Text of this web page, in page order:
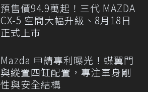
預售價94.9萬起！三代 MAZDA
CX-5 空間大幅升級、8月18日
正式上市
Mazda 申請專利曝光！蝶翼門
與縱置四缸配置，專注車身剛
性與安全結構